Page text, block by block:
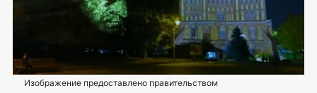
Изображение предоставлено правительством